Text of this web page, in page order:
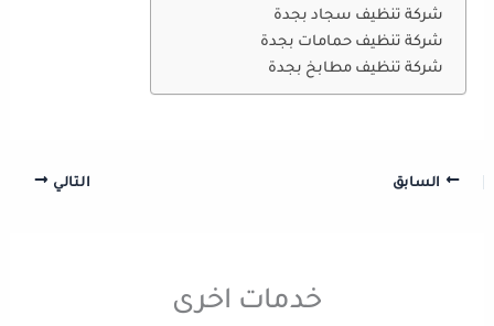
شركة تنظيف سجاد بجدة
شركة تنظيف حمامات بجدة
شركة تنظيف مطابخ بجدة
السابق التالي
خدمات اخرى